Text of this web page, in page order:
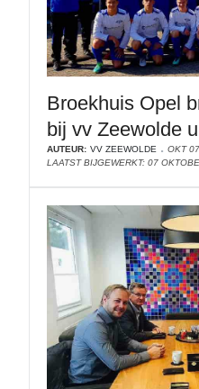
Broekhuis Opel
bij vv Zeewolde
AUTEUR: VV ZEEWOLDE
OKT 07
LAATST BIJGEWERKT: 07